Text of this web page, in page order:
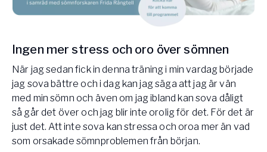
Ingen mer stress och oro över sömnen
När jag sedan fick in denna träning i min vardag började
jag sova bättre och i dag kan jag säga att jag är vän
med min sömn och även om jag ibland kan sova dåligt
så går det över och jag blir inte orolig för det. För det är
just det. Att inte sova kan stressa och oroa mer än vad
som orsakade sömnproblemen från början.